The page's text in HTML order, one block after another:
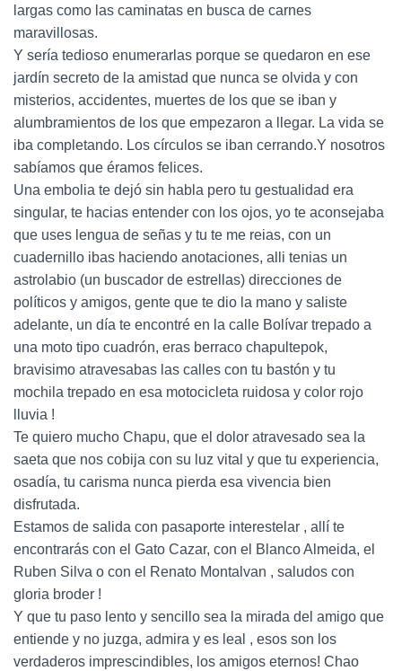
largas como las caminatas en busca de carnes
maravillosas.
Y sería tedioso enumerarlas porque se quedaron en ese
jardín secreto de la amistad que nunca se olvida y con
misterios, accidentes, muertes de los que se iban y
alumbramientos de los que empezaron a llegar. La vida se
iba completando. Los círculos se iban cerrando.Y nosotros
sabíamos que éramos felices.
Una embolia te dejó sin habla pero tu gestualidad era
singular, te hacias entender con los ojos, yo te aconsejaba
que uses lengua de señas y tu te me reias, con un
cuadernillo ibas haciendo anotaciones, alli tenias un
astrolabio (un buscador de estrellas) direcciones de
políticos y amigos, gente que te dio la mano y saliste
adelante, un día te encontré en la calle Bolívar trepado a
una moto tipo cuadrón, eras berraco chapultepok,
bravisimo atravesabas las calles con tu bastón y tu
mochila trepado en esa motocicleta ruidosa y color rojo
lluvia !
Te quiero mucho Chapu, que el dolor atravesado sea la
saeta que nos cobija con su luz vital y que tu experiencia,
osadía, tu carisma nunca pierda esa vivencia bien
disfrutada.
Estamos de salida con pasaporte interestelar , allí te
encontrarás con el Gato Cazar, con el Blanco Almeida, el
Ruben Silva o con el Renato Montalvan , saludos con
gloria broder !
Y que tu paso lento y sencillo sea la mirada del amigo que
entiende y no juzga, admira y es leal , esos son los
verdaderos imprescindibles, los amigos eternos! Chao